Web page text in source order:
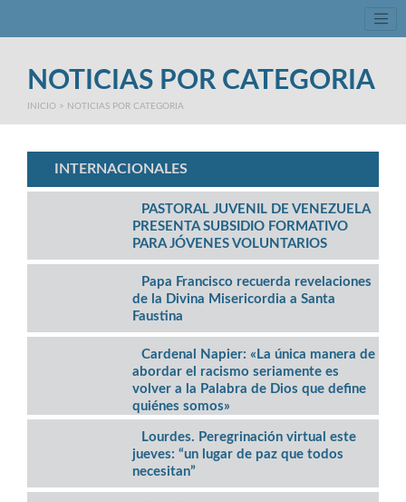
NOTICIAS POR CATEGORIA
INICIO > NOTICIAS POR CATEGORIA
INTERNACIONALES
PASTORAL JUVENIL DE VENEZUELA
PRESENTA SUBSIDIO FORMATIVO
PARA JÓVENES VOLUNTARIOS
Papa Francisco recuerda revelaciones
de la Divina Misericordia a Santa
Faustina
Cardenal Napier: «La única manera de
abordar el racismo seriamente es
volver a la Palabra de Dios que define
quiénes somos»
Lourdes. Peregrinación virtual este
jueves: “un lugar de paz que todos
necesitan”